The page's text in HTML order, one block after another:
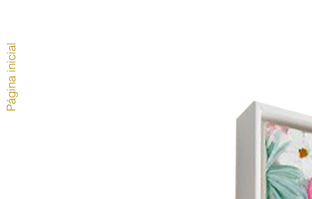
Página inicial